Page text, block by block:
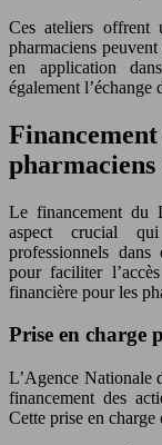
Ces ateliers offrent
pharmaciens
en application
également l’échange
pharmaciens
Le financement du
aspect crucial qui
professionnels dans
pour faciliter
financière pour les
Prise en charge
L’Agence Nationale
financement des
Cette prise en charge